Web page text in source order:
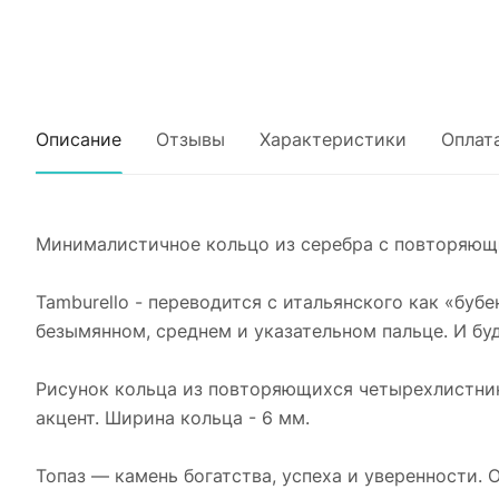
Описание Отзывы Характеристики
Минималистичное кольцо из серебра с
Tamburello - переводится с итальянского как
безымянном, среднем и указательном пальце. И
Рисунок кольца из повторяющихся
акцент. Ширина кольца - 6 мм.
Топаз — камень богатства, успеха и